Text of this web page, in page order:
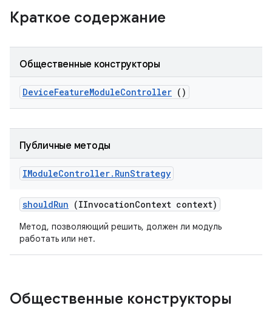
Краткое содержание
Общественные конструкторы
DeviceFeatureModuleController ()
Публичные методы
IModuleController. RunStrategy
shouldRun (IInvocationContext context)
Метод, позволяющий решить, должен ли модуль
работать или нет.
Общественные конструкторы